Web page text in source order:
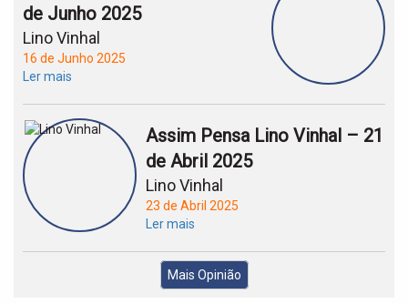
de Junho 2025
Lino Vinhal
16 de Junho 2025
Ler mais
Assim Pensa Lino Vinhal – 21
de Abril 2025
Lino Vinhal
23 de Abril 2025
Ler mais
Mais Opinião